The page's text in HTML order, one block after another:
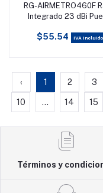
Añadir al carrito
RG-AIRMETRO460F
Integrado 23 dBi
PtP o CPE en
Enlaces
WISP y CCTV,
Administración en la
Nube.
$55.54 IVA incluido
‹ 1 2 3
10 ... 14 15
Términos y